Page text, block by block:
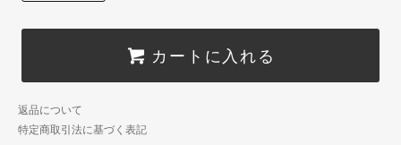
カートに入れる
返品について
特定商取引法に基づく表記